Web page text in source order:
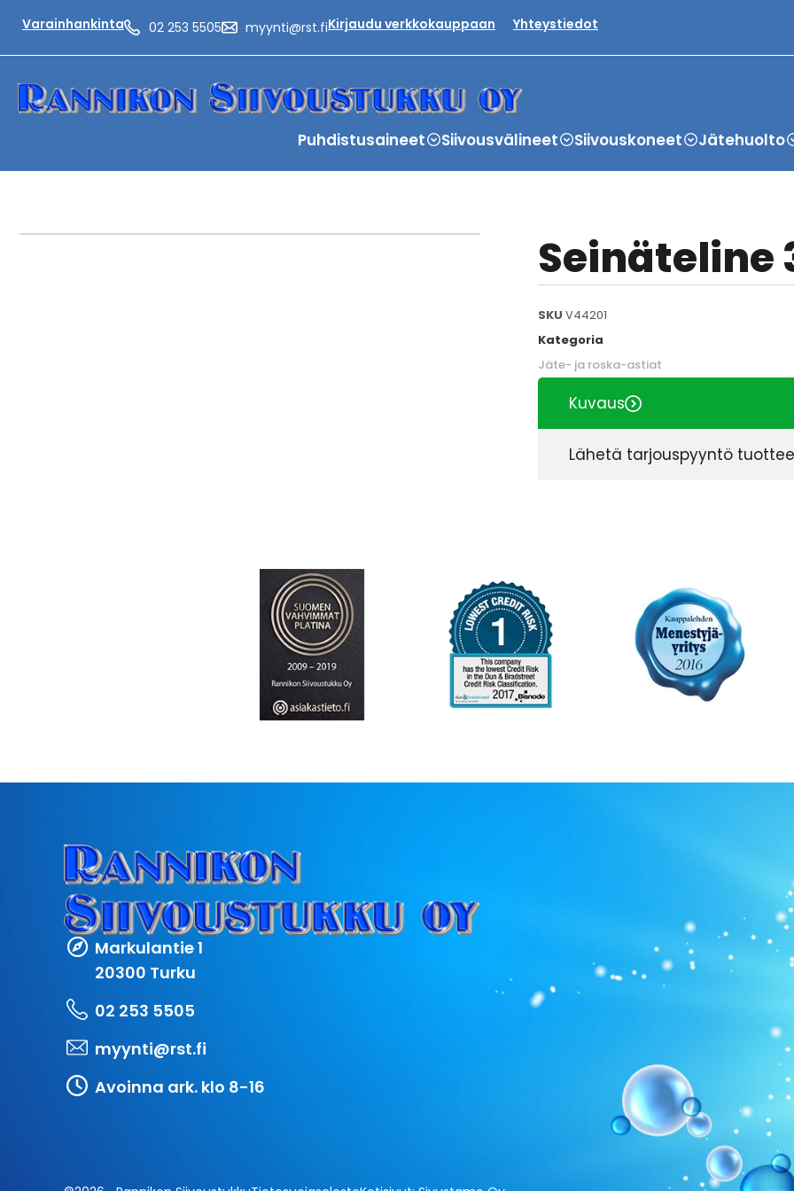
Varainhankinta 02 253 5505 myynti@rst.fiKirjaudu verkkokauppaan Yhteystiedot
Puhdistusaineet Siivousvälineet Siivouskoneet Jätehuolto
Seinäteline
SKU V44201
Kategoria
Jäte- ja roska-astiat
Kuvaus
Lähetä tarjouspyyntö
Markulantie 1
20300 Turku
02 253 5505
myynti@rst.fi
Avoinna ark. klo 8-16